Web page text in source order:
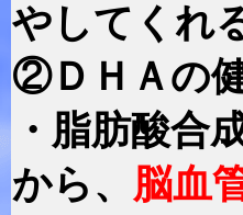
やしてくれ
②ＤＨＡの
・脂肪酸合
から、 脳血